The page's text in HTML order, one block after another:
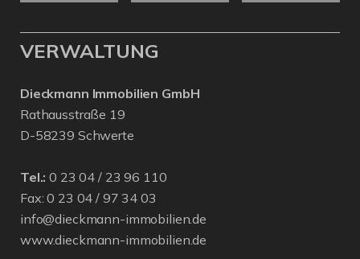
VERWALTUNG
Dieckmann Immobilien GmbH
Rathausstraße 19
D-58239 Schwerte
Tel.: 0 23 04 / 23 96 110
Fax: 0 23 04 / 97 34 03
info@dieckmann-immobilien.de
www.dieckmann-immobilien.de